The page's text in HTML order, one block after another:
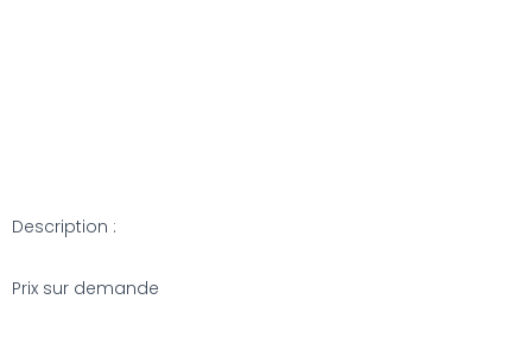
Description :
Prix sur demande